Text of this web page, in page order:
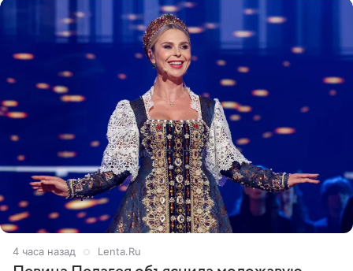
4 часа назад Lenta.Ru